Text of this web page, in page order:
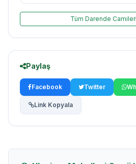
Tüm Darende
Paylaş
Facebook Twitter
Link Kopyala